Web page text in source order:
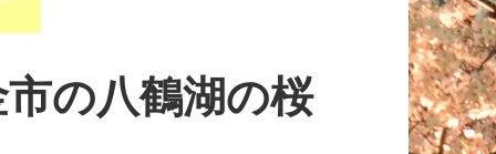
の八鶴湖の桜